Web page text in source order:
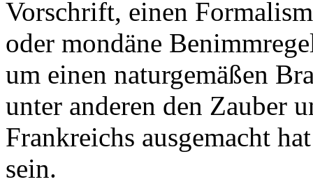
Vorschrift, einen
oder mondäne
um einen naturgemäßen
unter anderen den Zauber
Frankreichs ausgemacht
sein.